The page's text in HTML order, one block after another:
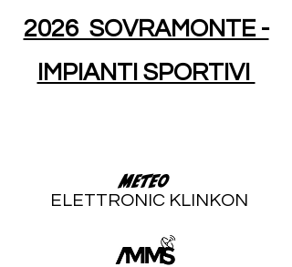
2026 SOVRAMONTE -
IMPIANTI SPORTIVI
Meteo
ELETTRONIC KLINKON